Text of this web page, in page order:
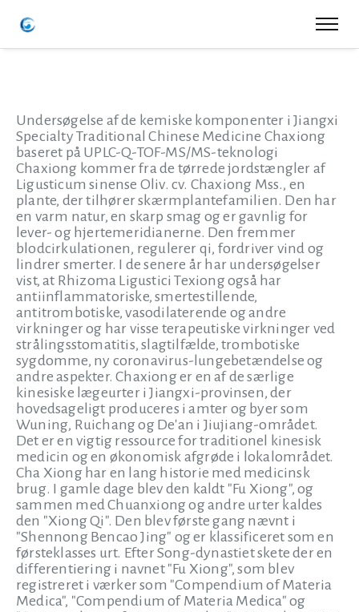
Undersøgelse af de kemiske komponenter i Jiangxi
Specialty Traditional Chinese Medicine Chaxiong
baseret på UPLC-Q-TOF-MS/MS-teknologi
Chaxiong kommer fra de tørrede jordstængler af
Ligusticum sinense Oliv. cv. Chaxiong Mss., en
plante, der tilhører skærmplantefamilien. Den har
en varm natur, en skarp smag og er gavnlig for
lever- og hjertemeridianerne. Den fremmer
blodcirkulationen, regulerer qi, fordriver vind og
lindrer smerter. I de senere år har undersøgelser
vist, at Rhizoma Ligustici Texiong også har
antiinflammatoriske, smertestillende,
antitrombotiske, vasodilaterende og andre
virkninger og har visse terapeutiske virkninger ved
strålingsstomatitis, slagtilfælde, trombotiske
sygdomme, ny coronavirus-lungebetændelse og
andre aspekter. Chaxiong er en af de særlige
kinesiske lægeurter i Jiangxi-provinsen, der
hovedsageligt produceres i amter og byer som
Wuning, Ruichang og De'an i Jiujiang-området.
Det er en vigtig ressource for traditionel kinesisk
medicin og en økonomisk afgrøde i lokalområdet.
Cha Xiong har en lang historie med medicinsk
brug. I gamle dage blev den kaldt "Fu Xiong", og
sammen med Chuanxiong og andre urter kaldes
den "Xiong Qi". Den blev første gang nævnt i
"Shennong Bencao Jing" og er klassificeret som en
førsteklasses urt. Efter Song-dynastiet skete der en
differentiering i navnet "Fu Xiong", som blev
registreret i værker som "Compendium of Materia
Medica", "Compendium of Materia Medica" og